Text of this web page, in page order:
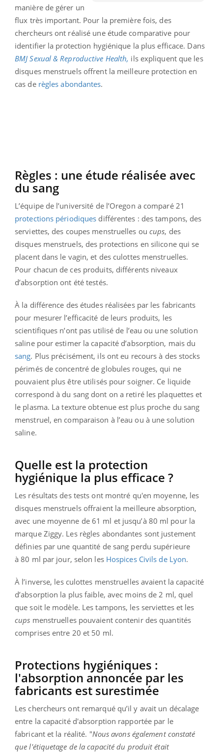
manière de gérer un
flux très important. Pour la première fois, des
chercheurs ont réalisé une étude comparative pour
identifier la protection hygiénique la plus efficace. Dans
BMJ Sexual & Reproductive Health, ils expliquent que les
disques menstruels offrent la meilleure protection en
cas de règles abondantes.
Règles : une étude réalisée avec
du sang
L’équipe de l’université de l’Oregon a comparé 21
protections périodiques différentes : des tampons, des
serviettes, des coupes menstruelles ou cups, des
disques menstruels, des protections en silicone qui se
placent dans le vagin, et des culottes menstruelles.
Pour chacun de ces produits, différents niveaux
d’absorption ont été testés.
À la différence des études réalisées par les fabricants
pour mesurer l’efficacité de leurs produits, les
scientifiques n’ont pas utilisé de l’eau ou une solution
saline pour estimer la capacité d’absorption, mais du
sang. Plus précisément, ils ont eu recours à des stocks
périmés de concentré de globules rouges, qui ne
pouvaient plus être utilisés pour soigner. Ce liquide
correspond à du sang dont on a retiré les plaquettes et
le plasma. La texture obtenue est plus proche du sang
menstruel, en comparaison à l’eau ou à une solution
saline.
Quelle est la protection
hygiénique la plus efficace ?
Les résultats des tests ont montré qu'en moyenne, les
disques menstruels offraient la meilleure absorption,
avec une moyenne de 61 ml et jusqu’à 80 ml pour la
marque Ziggy. Les règles abondantes sont justement
définies par une quantité de sang perdu supérieure
à80 ml par jour, selon les Hospices Civils de Lyon.
À l’inverse, les culottes menstruelles avaient la capacité
d’absorption la plus faible, avec moins de 2 ml, quel
que soit le modèle. Les tampons, les serviettes et les
cups menstruelles pouvaient contenir des quantités
comprises entre 20 et 50 ml.
Protections hygiéniques :
l'absorption annoncée par les
fabricants est surestimée
Les chercheurs ont remarqué qu’il y avait un décalage
entre la capacité d'absorption rapportée par le
fabricant et la réalité. "Nous avons également constaté
que l'étiquetage de la capacité du produit était